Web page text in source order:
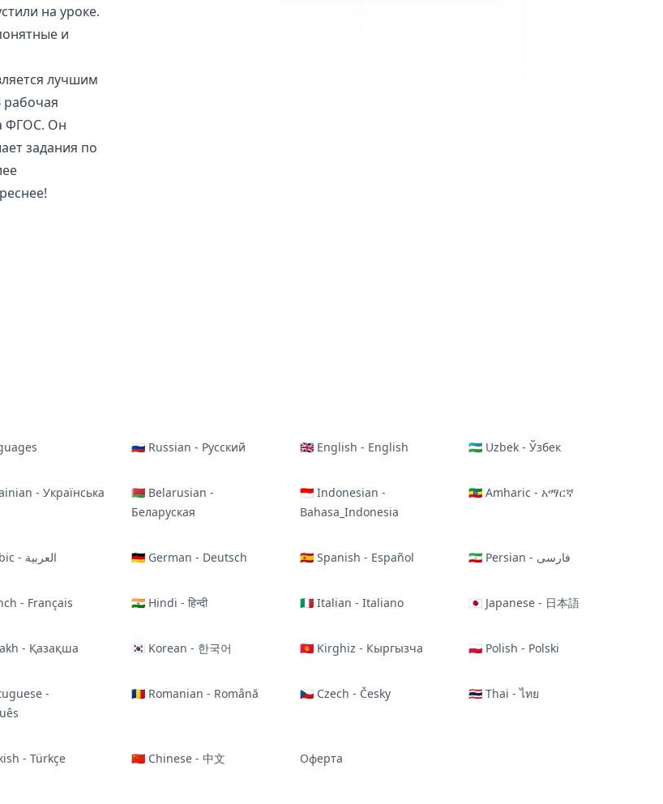
на уроке.
и
лучшим
ФГОС. Он
задания по
🇷🇺 Russian - Русский 🇬🇧 English - English 🇺🇿 Uzbek - Ўзбек
- Українська
🇧🇾 Belarusian -
Беларуская
🇮🇩 Indonesian -
Bahasa_Indonesia
🇪🇹 Amharic - አማርኛ
🇸🇦 Arabic - العربية 🇩🇪 German - Deutsch 🇪🇸 Spanish - Español 🇮🇷 Persian - فارسی
- Français 🇮🇳 Hindi - हिन्दी 🇮🇹 Italian - Italiano 🇯🇵 Japanese - 日本語
- Қазақша 🇰🇷 Korean - 한국어 🇰🇬 Kirghiz - Кыргызча 🇵🇱 Polish - Polski
-
🇷🇴 Romanian - Română 🇨🇿 Czech - Česky 🇹🇭 Thai - ไทย
- Türkçe 🇨🇳 Chinese - 中文 Оферта